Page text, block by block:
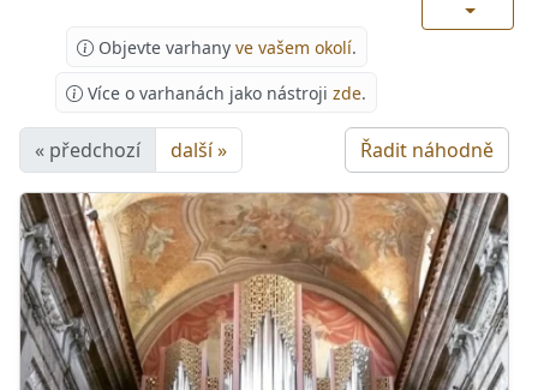
Objevte varhany ve vašem okolí.
Více o varhanách jako nástrojizde.
« předchozí další » Řadit náhodně